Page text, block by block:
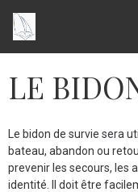
LE
Le bidon de survie sera
bateau, abandon ou
prevenir les secours, les
identité. Il doit être